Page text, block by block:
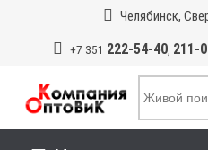
Челябинск,
+7 351 222-54-40, 211-